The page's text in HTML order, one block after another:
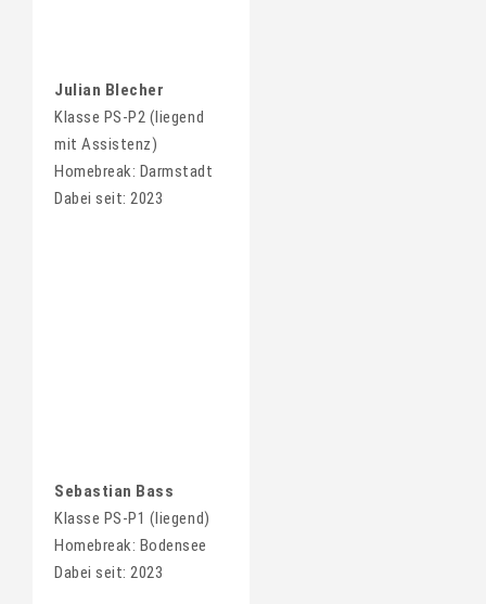
Julian Blecher
Klasse PS-P2 (liegend
mit Assistenz)
Homebreak: Darmstadt
Dabei seit: 2023
Sebastian Bass
Klasse PS-P1 (liegend)
Homebreak: Bodensee
Dabei seit: 2023